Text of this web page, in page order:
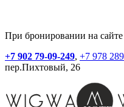
При бронировании на
+7 902 79-09-249, +7 978
пер.Пихтовый, 26